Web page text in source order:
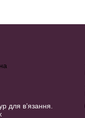
для в’язання.